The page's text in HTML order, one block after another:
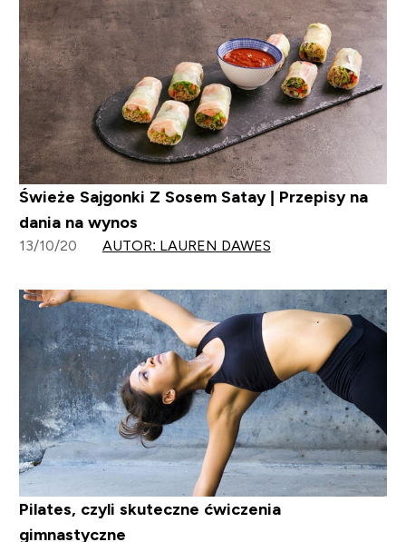
Świeże Sajgonki Z Sosem Satay | Przepisy na
dania na wynos
13/10/20 AUTOR: LAUREN DAWES
Pilates, czyli skuteczne ćwiczenia
gimnastyczne